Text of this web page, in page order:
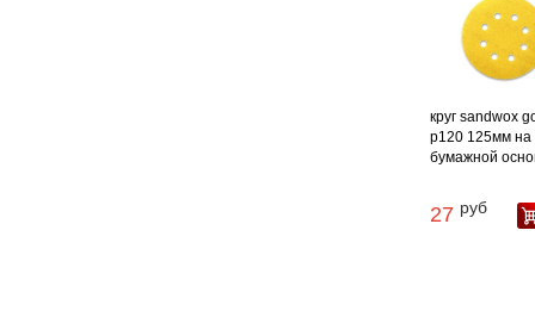
круг sandwox
p120 125мм на
бумажной
27 руб